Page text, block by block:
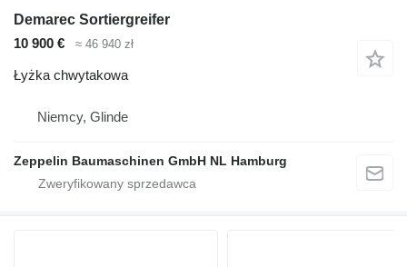
Demarec Sortiergreifer
10 900 €
≈ 46 940 zł
Łyżka chwytakowa
Niemcy, Glinde
Zeppelin Baumaschinen GmbH NL Hamburg